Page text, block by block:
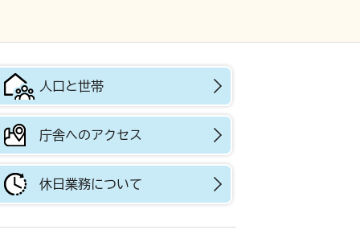
人口と世帯
庁舎へのアクセス
休日業務について